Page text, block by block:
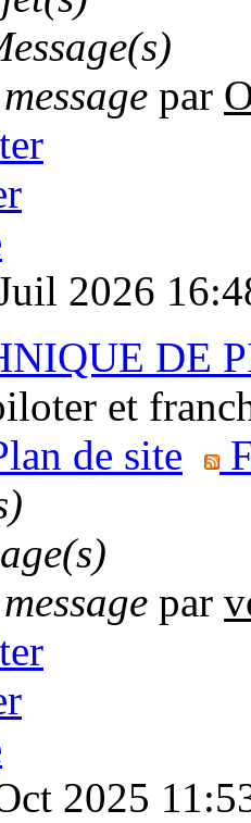
par
2026
DE
et
de site
par
2025